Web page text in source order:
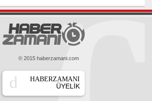
© 2015 haberzamani.com
HABERZAMANI
ÜYELIK